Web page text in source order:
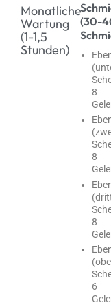
Monatliche
Wartung
(1-1,5
Stunden)
(30-
8
8
8
6